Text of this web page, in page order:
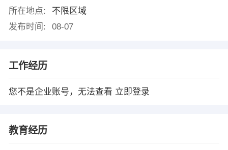
所在地点:
不限区域
发布时间:
08-07
工作经历
您不是企业账号，无法查看 立即登录
教育经历